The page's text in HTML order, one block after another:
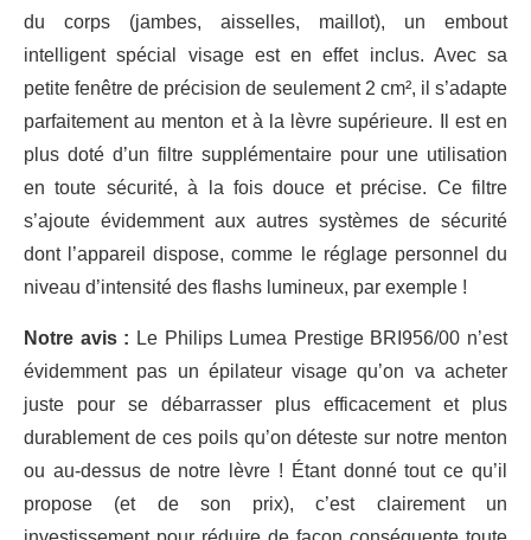
du corps (jambes, aisselles, maillot), un embout
intelligent spécial visage est en effet inclus. Avec sa
petite fenêtre de précision de seulement 2 cm², il s’adapte
parfaitement au menton et à la lèvre supérieure. Il est en
plus doté d’un filtre supplémentaire pour une utilisation
en toute sécurité, à la fois douce et précise. Ce filtre
s’ajoute évidemment aux autres systèmes de sécurité
dont l’appareil dispose, comme le réglage personnel du
niveau d’intensité des flashs lumineux, par exemple !
Notre avis : Le Philips Lumea Prestige BRI956/00 n’est
évidemment pas un épilateur visage qu’on va acheter
juste pour se débarrasser plus efficacement et plus
durablement de ces poils qu’on déteste sur notre menton
ou au-dessus de notre lèvre ! Étant donné tout ce qu’il
propose (et de son prix), c’est clairement un